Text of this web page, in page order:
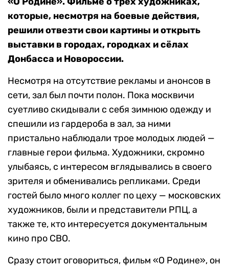
которые, несмотря на боевые действия,
решили отвезти свои картины и открыть
выставки в городах, городках и сёлах
Донбасса и Новороссии.
Несмотря на отсутствие рекламы и анонсов в
сети, зал был почти полон. Пока москвичи
суетливо скидывали с себя зимнюю одежду и
спешили из гардероба в зал, за ними
пристально наблюдали трое молодых людей —
главные герои фильма. Художники, скромно
улыбаясь, с интересом вглядывались в своего
зрителя и обменивались репликами. Среди
гостей было много коллег по цеху — московских
художников, были и представители РПЦ, а
также те, кто интересуется документальным
кино про СВО.
Сразу стоит оговориться, фильм «О Родине», он